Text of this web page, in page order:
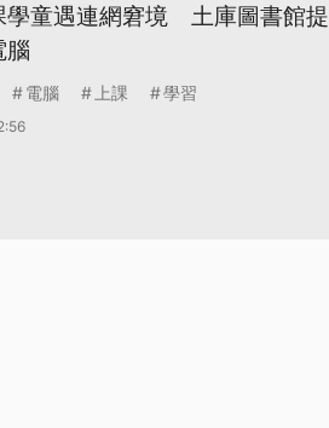
學童遇連網窘境 土庫圖書館提
腦
電腦 上課 學習